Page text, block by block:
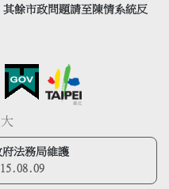
餘市政問題請至陳情系統反
大
法務局維護